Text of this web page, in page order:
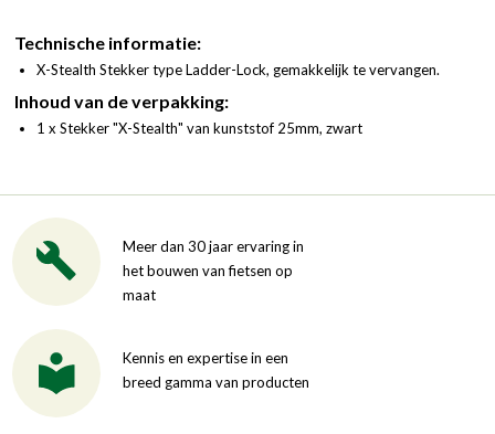
Technische informatie:
X-Stealth Stekker type Ladder-Lock, gemakkelijk te vervangen.
Inhoud van de verpakking:
1 x Stekker "X-Stealth" van kunststof 25mm, zwart
Meer dan 30 jaar ervaring in
het bouwen van fietsen op
maat
Kennis en expertise in een
breed gamma van producten